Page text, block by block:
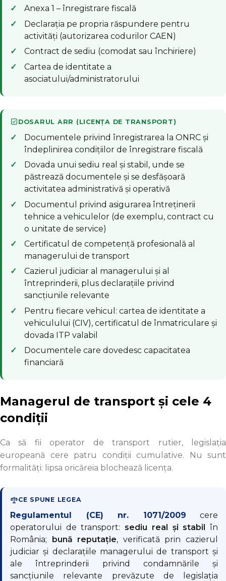
Anexa 1 – înregistrare fiscală
Declarația pe propria răspundere pentru
activități (autorizarea codurilor CAEN)
Contract de sediu (comodat sau închiriere)
Cartea de identitate a
asociatului/administratorului
DOSARUL ARR (LICENȚA DE TRANSPORT)
Documentele privind înregistrarea la ONRC și
îndeplinirea condițiilor de înregistrare fiscală
Dovada unui sediu real și stabil, unde se
păstrează documentele și se desfășoară
activitatea administrativă și operativă
Documentul privind asigurarea întreținerii
tehnice a vehiculelor (de exemplu, contract cu
o unitate de service)
Certificatul de competență profesională al
managerului de transport
Cazierul judiciar al managerului și al
întreprinderii, plus declarațiile privind
sancțiunile relevante
Pentru fiecare vehicul: cartea de identitate a
vehiculului (CIV), certificatul de înmatriculare și
dovada ITP valabil
Documentele care dovedesc capacitatea
financiară
Managerul de transport și cele 4
condiții
Ca să fii operator de transport rutier, legislația
europeană cere patru condiții cumulative. Nu sunt
formalități: lipsa oricăreia blochează licența.
CE SPUNE LEGEA
Regulamentul (CE) nr. 1071/2009 cere
operatorului de transport: sediu real și stabil
în
România;
bună reputație, verificată prin cazierul
judiciar și declarațiile managerului de transport și
ale întreprinderii privind condamnările și
sancțiunile relevante prevăzute de legislația